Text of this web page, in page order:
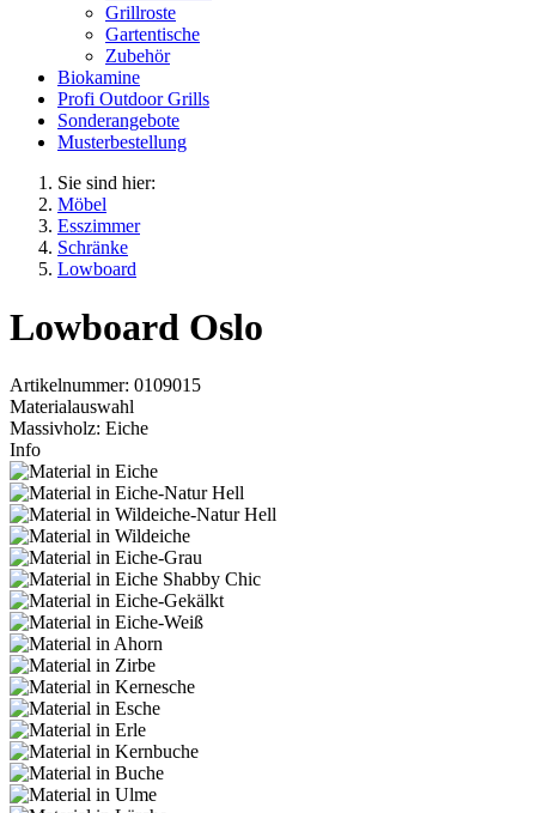
Grillroste
Gartentische
Zubehör
Biokamine
Profi Outdoor Grills
Sonderangebote
Musterbestellung
Sie sind hier:
Möbel
Esszimmer
Schränke
Lowboard
Lowboard Oslo
Artikelnummer: 0109015
Materialauswahl
Massivholz: Eiche
Info